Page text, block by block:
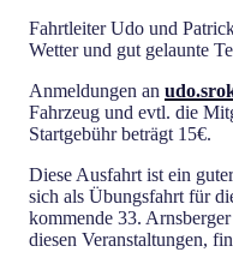
Fahrtleiter Udo und
Wetter und gut gelaunte
Anmeldungen an
Fahrzeug und evtl. die
Startgebühr beträgt 15€.
Diese Ausfahrt ist ein
sich als Übungsfahrt für
kommende 33.
diesen Veranstaltungen,